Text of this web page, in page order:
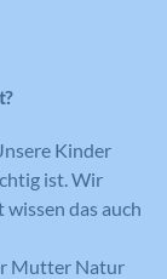
Kinder
ist. Wir
das auch
Mutter Natur